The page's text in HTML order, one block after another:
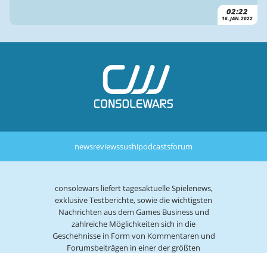
02:22
16. JAN. 2022
newsreviewssushipodcastsforum
consolewars liefert tagesaktuelle Spielenews,
exklusive Testberichte, sowie die wichtigsten
Nachrichten aus dem Games Business und
zahlreiche Möglichkeiten sich in die
Geschehnisse in Form von Kommentaren und
Forumsbeiträgen in einer der größten